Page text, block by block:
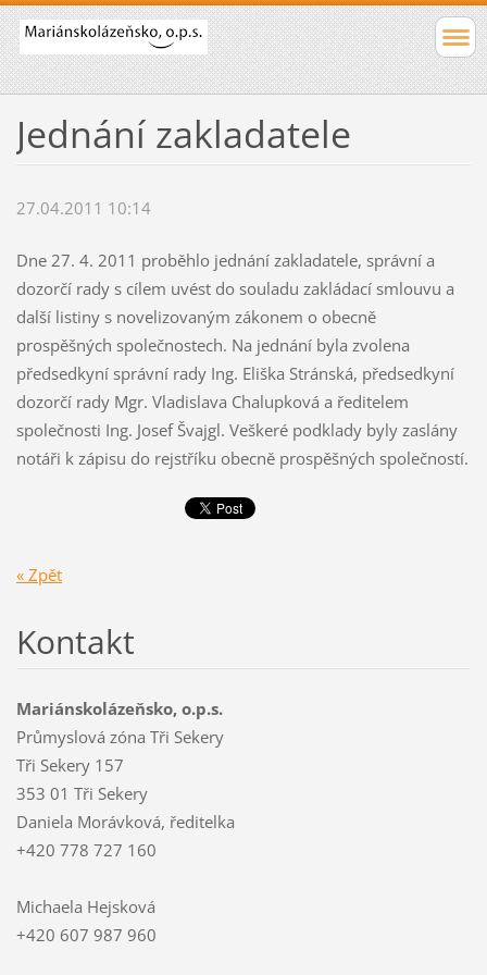
Jednání zakladatele
27.04.2011 10:14
Dne 27. 4. 2011 proběhlo jednání zakladatele, správní a
dozorčí rady s cílem uvést do souladu zakládací smlouvu a
další listiny s novelizovaným zákonem o obecně
prospěšných společnostech. Na jednání byla zvolena
předsedkyní správní rady Ing. Eliška Stránská, předsedkyní
dozorčí rady Mgr. Vladislava Chalupková a ředitelem
společnosti Ing. Josef Švajgl. Veškeré podklady byly zaslány
notáři k zápisu do rejstříku obecně prospěšných společností.
« Zpět
Kontakt
Mariánskolázeňsko, o.p.s.
Průmyslová zóna Tři Sekery
Tři Sekery 157
353 01 Tři Sekery
Daniela Morávková, ředitelka
+420 778 727 160
Michaela Hejsková
+420 607 987 960